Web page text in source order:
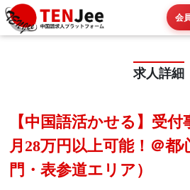
会
求人詳細
【中国語活かせる】受
月28万円以上可能！＠都
門・表参道エリア）